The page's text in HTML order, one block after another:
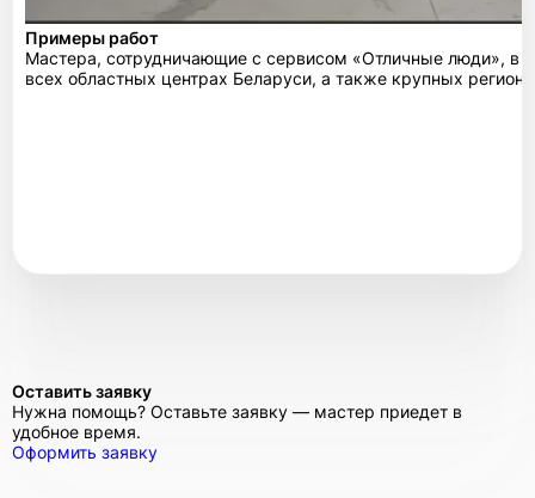
Примеры работ
Мастера, сотрудничающие с сервисом «Отличные люди», в
всех областных центрах Беларуси, а также крупных
Оставить заявку
Нужна помощь? Оставьте заявку — мастер приедет в
удобное время.
Оформить заявку